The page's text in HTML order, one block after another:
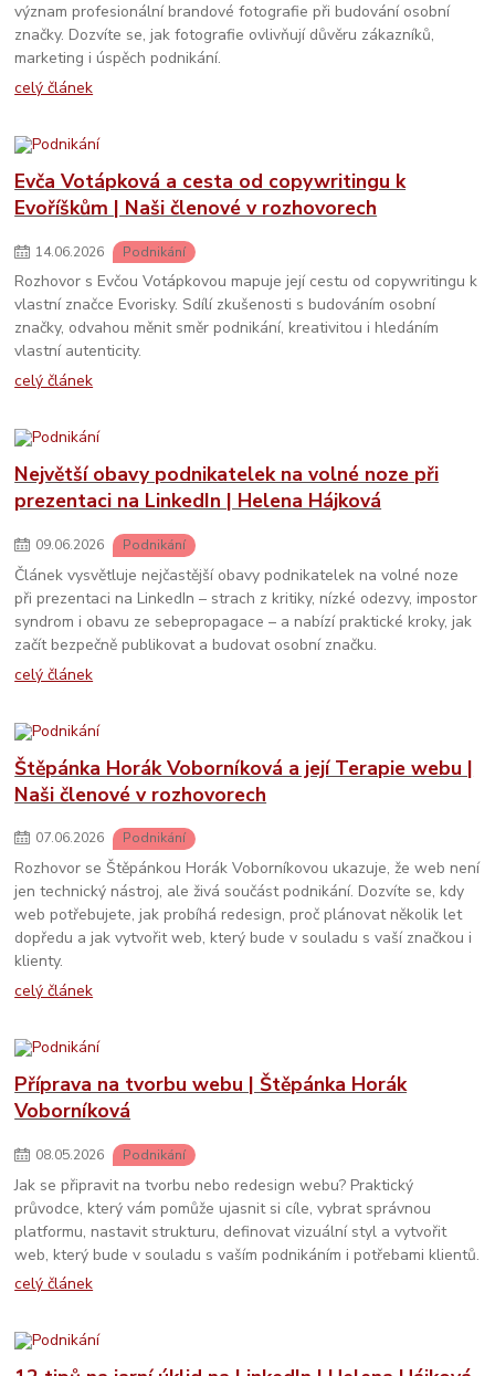
význam profesionální brandové fotografie při budování osobní
značky. Dozvíte se, jak fotografie ovlivňují důvěru zákazníků,
marketing i úspěch podnikání.
celý článek
Evča Votápková a cesta od copywritingu k
Evoříškům | Naši členové v rozhovorech
14.06.2026 Podnikání
Rozhovor s Evčou Votápkovou mapuje její cestu od copywritingu k
vlastní značce Evorisky. Sdílí zkušenosti s budováním osobní
značky, odvahou měnit směr podnikání, kreativitou i hledáním
vlastní autenticity.
celý článek
Největší obavy podnikatelek na volné noze při
prezentaci na LinkedIn | Helena Hájková
09.06.2026 Podnikání
Článek vysvětluje nejčastější obavy podnikatelek na volné noze
při prezentaci na LinkedIn – strach z kritiky, nízké odezvy, impostor
syndrom i obavu ze sebepropagace – a nabízí praktické kroky, jak
začít bezpečně publikovat a budovat osobní značku.
celý článek
Štěpánka Horák Voborníková a její Terapie webu |
Naši členové v rozhovorech
07.06.2026 Podnikání
Rozhovor se Štěpánkou Horák Voborníkovou ukazuje, že web není
jen technický nástroj, ale živá součást podnikání. Dozvíte se, kdy
web potřebujete, jak probíhá redesign, proč plánovat několik let
dopředu a jak vytvořit web, který bude v souladu s vaší značkou i
klienty.
celý článek
Příprava na tvorbu webu | Štěpánka Horák
Voborníková
08.05.2026 Podnikání
Jak se připravit na tvorbu nebo redesign webu? Praktický
průvodce, který vám pomůže ujasnit si cíle, vybrat správnou
platformu, nastavit strukturu, definovat vizuální styl a vytvořit
web, který bude v souladu s vaším podnikáním i potřebami klientů.
celý článek